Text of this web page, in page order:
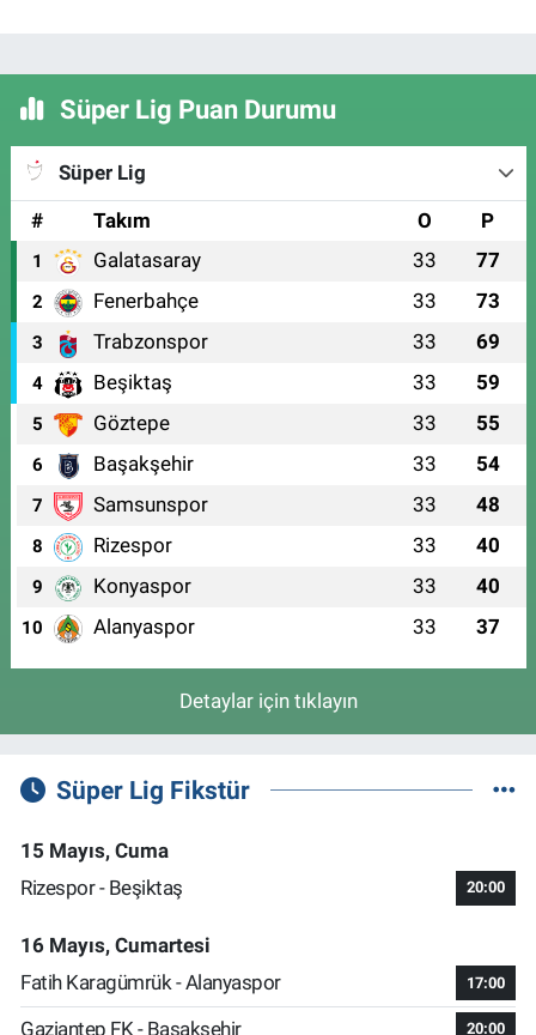
Süper Lig Puan Durumu
Süper Lig
#
Takım O P
1 Galatasaray 33 77
2 Fenerbahçe 33 73
3 Trabzonspor 33 69
4 Beşiktaş 33 59
5 Göztepe 33 55
6 Başakşehir 33 54
7 Samsunspor 33 48
8 Rizespor 33 40
9 Konyaspor 33 40
10 Alanyaspor 33 37
Detaylar için tıklayın
Süper Lig Fikstür
15 Mayıs, Cuma
Rizespor - Beşiktaş
20:00
16 Mayıs, Cumartesi
Fatih Karagümrük - Alanyaspor
17:00
Gaziantep FK - Başakşehir 20:00